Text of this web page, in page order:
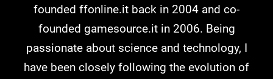
founded ffonline.it back in 2004 and co-
founded gamesource.it in 2006. Being
passionate about science and technology, I
have been closely following the evolution of